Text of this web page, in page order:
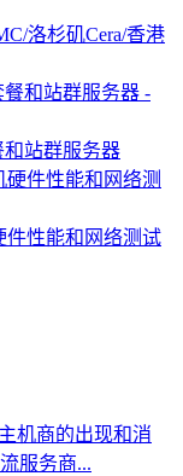
洛杉矶Cera/香港
和站群服务器
件性能和网络测试
机商的出现和消
服务商...